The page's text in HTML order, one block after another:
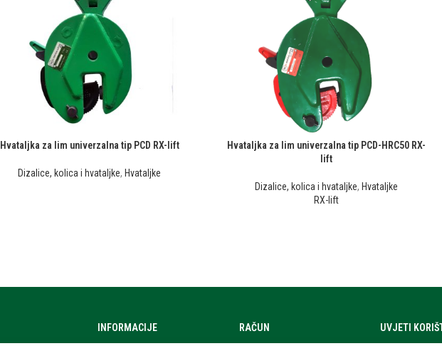
Hvataljka za lim univerzalna tip PCD RX-lift
Dizalice, kolica i hvataljke,Hvataljke
Hvataljka za lim univerzalna tip PCD-HRC50 RX-
lift
Dizalice, kolica i hvataljke, Hvataljke
RX-lift
INFORMACIJE RAČUN UVJETI